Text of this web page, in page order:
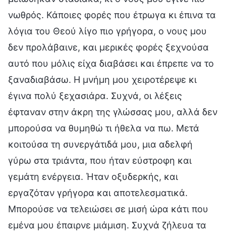
νωθρός. Κάποιες φορές που έτρωγα κι έπινα τα
λόγια του Θεού λίγο πιο γρήγορα, ο νους μου
δεν προλάβαινε, και μερικές φορές ξεχνούσα
αυτό που μόλις είχα διαβάσει και έπρεπε να το
ξαναδιαβάσω. Η μνήμη μου χειροτέρεψε κι
έγινα πολύ ξεχασιάρα. Συχνά, οι λέξεις
έφταναν στην άκρη της γλώσσας μου, αλλά δεν
μπορούσα να θυμηθώ τι ήθελα να πω. Μετά
κοιτούσα τη συνεργάτιδά μου, μια αδελφή
γύρω στα τριάντα, που ήταν εύστροφη και
γεμάτη ενέργεια. Ήταν οξυδερκής, και
εργαζόταν γρήγορα και αποτελεσματικά.
Μπορούσε να τελειώσει σε μισή ώρα κάτι που
εμένα μου έπαιρνε μιάμιση. Συχνά ζήλευα τα